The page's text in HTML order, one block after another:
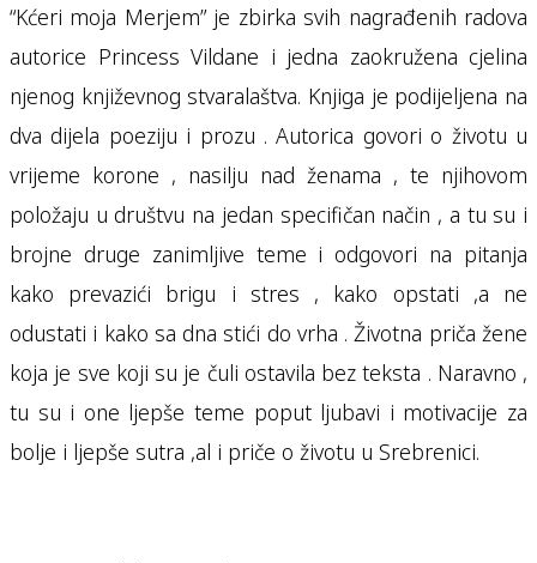
“Kćeri moja Merjem” je zbirka svih nagrađenih radova
autorice Princess Vildane i jedna zaokružena cjelina
njenog književnog stvaralaštva. Knjiga je podijeljena na
dva dijela poeziju i prozu . Autorica govori o životu u
vrijeme korone , nasilju nad ženama , te njihovom
položaju u društvu na jedan specifičan način , a tu su i
brojne druge zanimljive teme i odgovori na pitanja
kako prevazići brigu i stres , kako opstati ,a ne
odustati i kako sa dna stići do vrha . Životna priča žene
koja je sve koji su je čuli ostavila bez teksta . Naravno ,
tu su i one ljepše teme poput ljubavi i motivacije za
bolje i ljepše sutra ,al i priče o životu u Srebrenici.